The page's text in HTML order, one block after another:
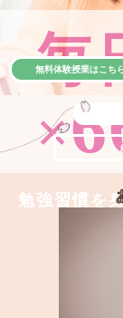
毎
×
勉強習慣を
＼
無料体験授業はこち